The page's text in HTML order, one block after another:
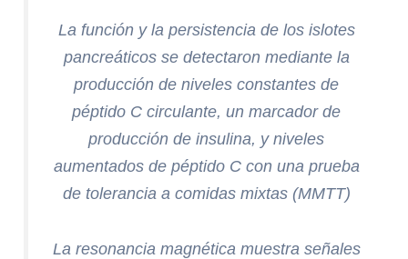
La función y la persistencia de los islotes
pancreáticos se detectaron mediante la
producción de niveles constantes de
péptido C circulante, un marcador de
producción de insulina, y niveles
aumentados de péptido C con una prueba
de tolerancia a comidas mixtas (MMTT)
La resonancia magnética muestra señales